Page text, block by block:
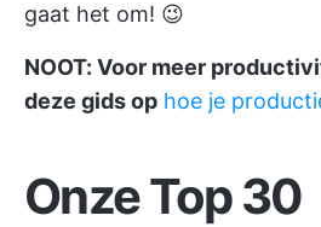
gaat het om! 😉
NOOT: Voor meer
deze gids op hoe je
Onze Top 30